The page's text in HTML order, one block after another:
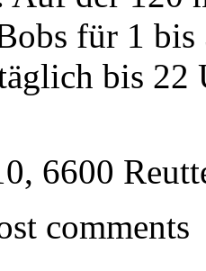
für 1 bis
bis 22
6600
comments